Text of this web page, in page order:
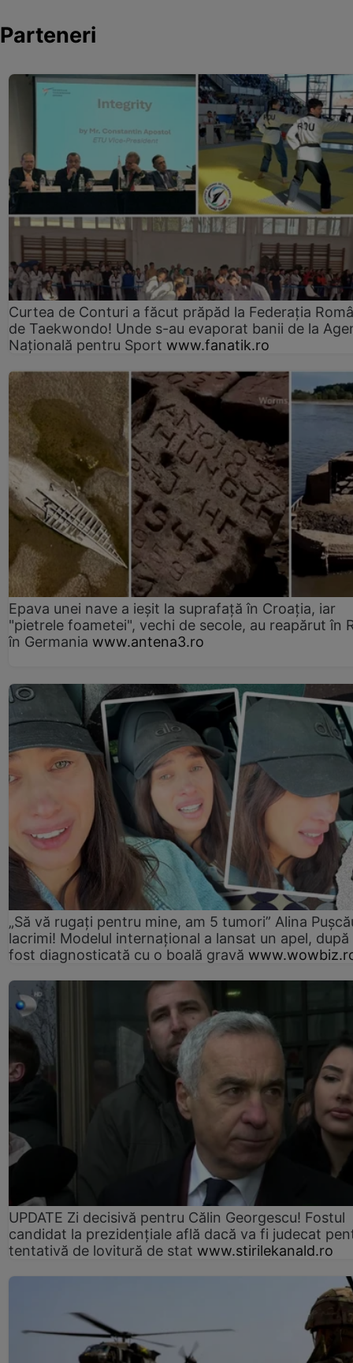
Parteneri
Curtea de Conturi a făcut prăpăd la Federația
de Taekwondo! Unde s-au evaporat banii de la
Națională pentru Sport www.fanatik.ro
Epava unei nave a ieșit la suprafață în Croația, iar
"pietrele foametei", vechi de secole, au reapărut în
în Germania www.antena3.ro
„Să vă rugați pentru mine, am 5 tumori” Alina
lacrimi! Modelul internațional a lansat un apel, după
fost diagnosticată cu o boală gravă
UPDATE Zi decisivă pentru Călin Georgescu! Fostul
candidat la prezidențiale află dacă va fi judecat
tentativă de lovitură de stat www.stirilekanald.ro